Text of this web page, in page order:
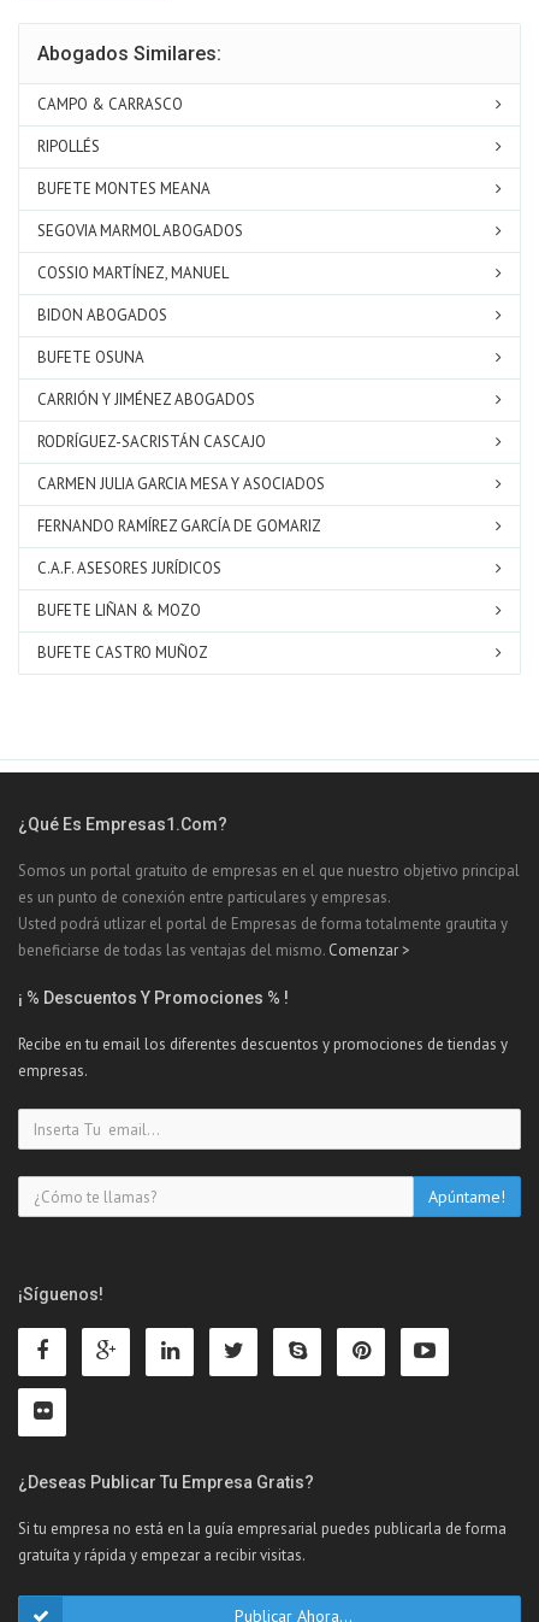
Abogados Similares:
CAMPO & CARRASCO
RIPOLLÉS
BUFETE MONTES MEANA
SEGOVIA MARMOL ABOGADOS
COSSIO MARTÍNEZ, MANUEL
BIDON ABOGADOS
BUFETE OSUNA
CARRIÓN Y JIMÉNEZ ABOGADOS
RODRÍGUEZ-SACRISTÁN CASCAJO
CARMEN JULIA GARCIA MESA Y ASOCIADOS
FERNANDO RAMÍREZ GARCÍA DE GOMARIZ
C.A.F. ASESORES JURÍDICOS
BUFETE LIÑAN & MOZO
BUFETE CASTRO MUÑOZ
¿Qué Es Empresas1.com?
Somos un portal gratuito de empresas en el que nuestro objetivo principal
es un punto de conexión entre particulares y empresas.
Usted podrá utlizar el portal de Empresas de forma totalmente grautita y
beneficiarse de todas las ventajas del mismo. Comenzar >
¡ % Descuentos Y Promociones % !
Recibe en tu email los diferentes descuentos y promociones de tiendas y
empresas.
¡Síguenos!
¿Deseas Publicar Tu Empresa Gratis?
Si tu empresa no está en la guía empresarial puedes publicarla de forma
gratuíta y rápida y empezar a recibir visitas.
Publicar Ahora...